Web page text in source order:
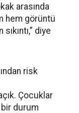
arasında
hem görüntü
diye
risk
Çocuklar
durum